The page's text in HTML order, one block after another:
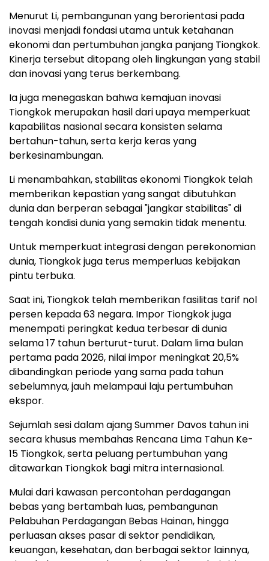
Menurut Li, pembangunan yang berorientasi pada
inovasi menjadi fondasi utama untuk ketahanan
ekonomi dan pertumbuhan jangka panjang Tiongkok.
Kinerja tersebut ditopang oleh lingkungan yang stabil
dan inovasi yang terus berkembang.
Ia juga menegaskan bahwa kemajuan inovasi
Tiongkok merupakan hasil dari upaya memperkuat
kapabilitas nasional secara konsisten selama
bertahun-tahun, serta kerja keras yang
berkesinambungan.
Li menambahkan, stabilitas ekonomi Tiongkok telah
memberikan kepastian yang sangat dibutuhkan
dunia dan berperan sebagai "jangkar stabilitas" di
tengah kondisi dunia yang semakin tidak menentu.
Untuk memperkuat integrasi dengan perekonomian
dunia, Tiongkok juga terus memperluas kebijakan
pintu terbuka.
Saat ini, Tiongkok telah memberikan fasilitas tarif nol
persen kepada 63 negara. Impor Tiongkok juga
menempati peringkat kedua terbesar di dunia
selama 17 tahun berturut-turut. Dalam lima bulan
pertama pada 2026, nilai impor meningkat 20,5%
dibandingkan periode yang sama pada tahun
sebelumnya, jauh melampaui laju pertumbuhan
ekspor.
Sejumlah sesi dalam ajang Summer Davos tahun ini
secara khusus membahas Rencana Lima Tahun Ke-
15 Tiongkok, serta peluang pertumbuhan yang
ditawarkan Tiongkok bagi mitra internasional.
Mulai dari kawasan percontohan perdagangan
bebas yang bertambah luas, pembangunan
Pelabuhan Perdagangan Bebas Hainan, hingga
perluasan akses pasar di sektor pendidikan,
keuangan, kesehatan, dan berbagai sektor lainnya,